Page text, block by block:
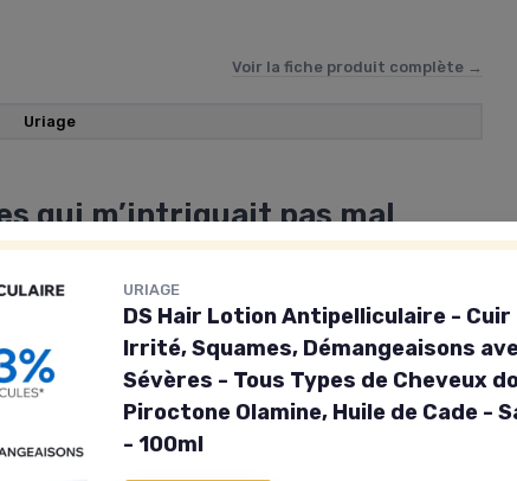
Voir la fiche produit complète →
Uriage
qui m’intriguait pas mal
pas ce produit. Uriage DS Hair Lotion, c’est
plaisir. Je l’ai testée parce que j’en avais
dessèchent et lotions grasses qui te collent
des plaques et des squames bien visibles,
Pas juste deux petites pellicules, plutôt le
dans les cheveux ».
avec Piroctone Olamine et huile de cade,
URIAGE
DS Hair Lotion Antipelliculaire - Cuir
Irrité, Squames, Démangeaisons
Sévères - Tous Types de Cheveux
Piroctone Olamine, Huile de Cade -
- 100ml